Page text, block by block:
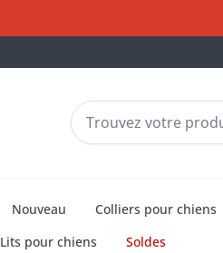
Nouveau Colliers pour chiens
Lits pour chiens Soldes